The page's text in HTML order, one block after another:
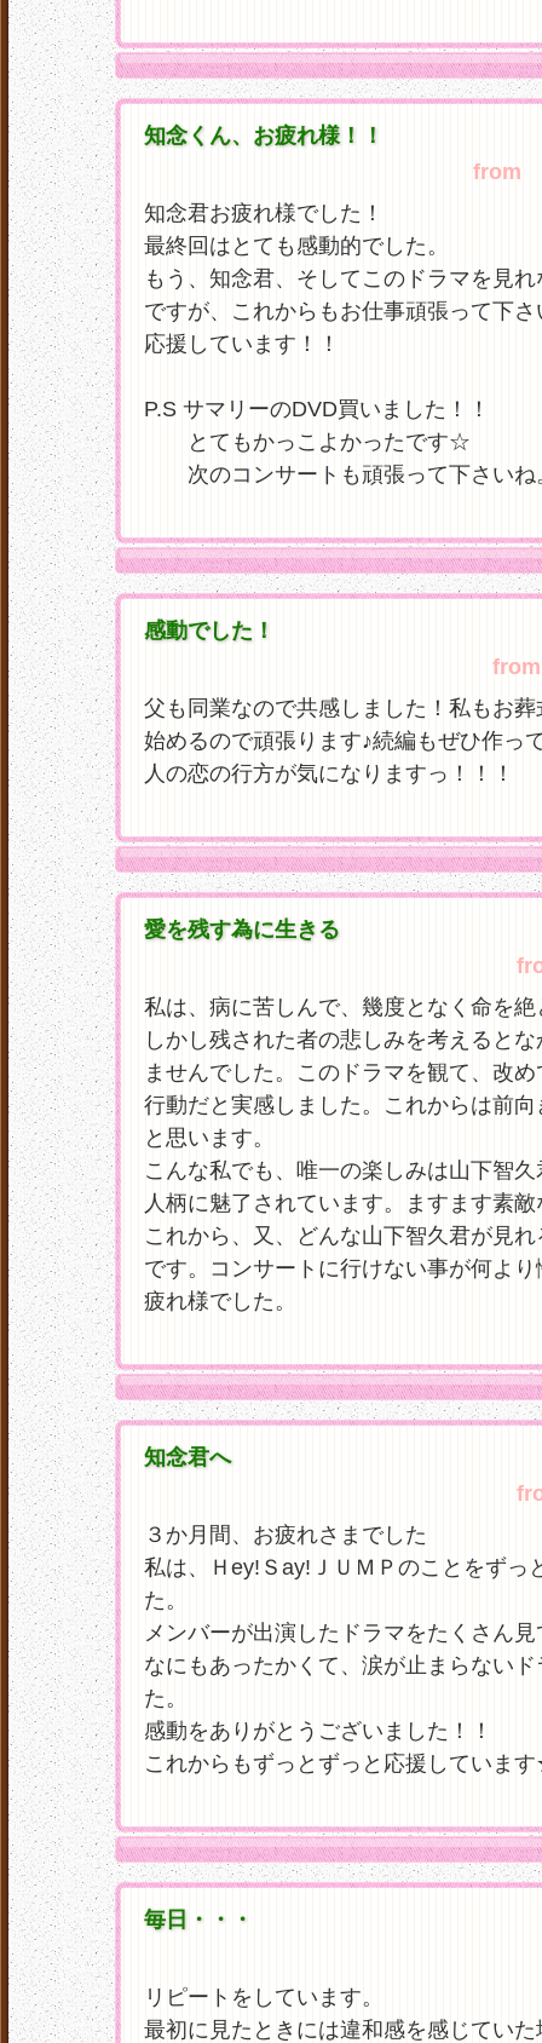
知念くん、お疲れ様！！
from
知念君お疲れ様でした！
最終回はとても感動的でした。
もう、知念君、そしてこのドラマを見
ですが、これからもお仕事頑張って下さ
応援しています！！
P.S サマリーのDVD買いました！！
とてもかっこよかったです☆
次のコンサートも頑張って下さいね
感動でした！
from
父も同業なので共感しました！私もお
始めるので頑張ります♪続編もぜひ作っ
人の恋の行方が気になりますっ！！！
愛を残す為に生きる
私は、病に苦しんで、幾度となく命を
しかし残された者の悲しみを考えると
ませんでした。このドラマを観て、改
行動だと実感しました。これからは前
と思います。
こんな私でも、唯一の楽しみは山下智
人柄に魅了されています。ますます素
これから、又、どんな山下智久君が見
です。コンサートに行けない事が何よ
疲れ様でした。
知念君へ
３か月間、お疲れさまでした
私は、Ｈey!Ｓay!ＪＵＭＰのことをずっ
た。
メンバーが出演したドラマをたくさん
なにもあったかくて、涙が止まらない
た。
感動をありがとうございました！！
これからもずっとずっと応援していま
毎日・・・
リピートをしています。
最初に見たときには違和感を感じていた